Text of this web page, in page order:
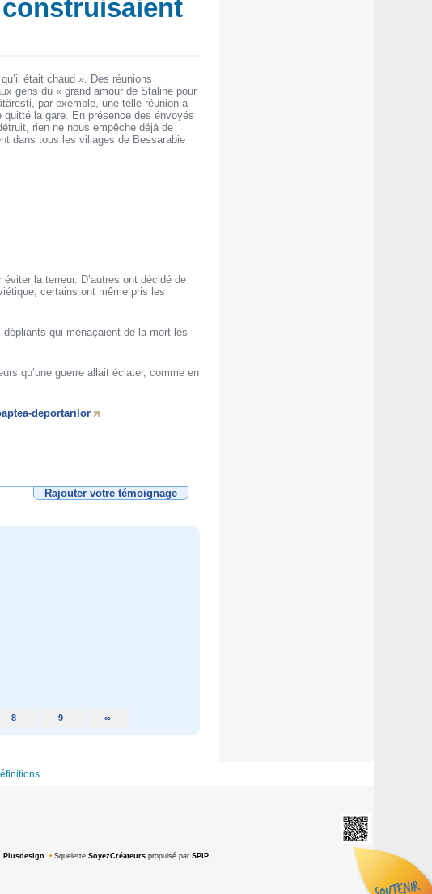
était chaud ». Des réunions
gens du « grand amour de Staline pour
par exemple, une telle réunion a
la gare. En présence des énvoyés
rien ne nous empêche déjà de
dans tous les villages de Bessarabie
la terreur. D’autres ont décidé de
certains ont même pris les
qui menaçaient de la mort les
qu’une guerre allait éclater, comme en
deportarilor
Rajouter votre témoignage
8 9 ∞
Plusdesign •Squelette SoyezCréateurspropulsé par SPIP